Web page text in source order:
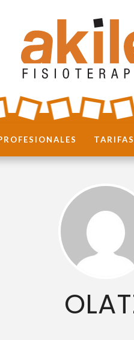
TARIFAS